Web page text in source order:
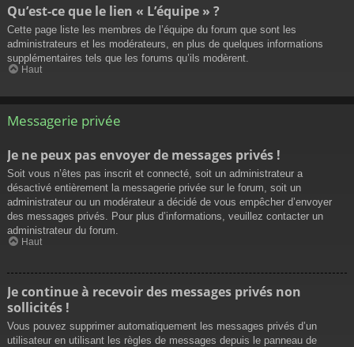
Qu’est-ce que le lien « L’équipe » ?
Cette page liste les membres de l’équipe du forum que sont les
administrateurs et les modérateurs, en plus de quelques informations
supplémentaires tels que les forums qu’ils modèrent.
Haut
Messagerie privée
Je ne peux pas envoyer de messages privés !
Soit vous n’êtes pas inscrit et connecté, soit un administrateur a
désactivé entièrement la messagerie privée sur le forum, soit un
administrateur ou un modérateur a décidé de vous empêcher d’envoyer
des messages privés. Pour plus d’informations, veuillez contacter un
administrateur du forum.
Haut
Je continue à recevoir des messages privés non
sollicités !
Vous pouvez supprimer automatiquement les messages privés d’un
utilisateur en utilisant les règles de messages depuis le panneau de